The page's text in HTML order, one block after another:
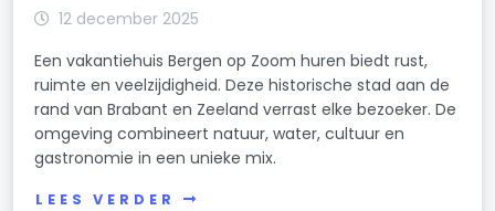
12 december 2025
Een vakantiehuis Bergen op Zoom huren biedt rust,
ruimte en veelzijdigheid. Deze historische stad aan de
rand van Brabant en Zeeland verrast elke bezoeker. De
omgeving combineert natuur, water, cultuur en
gastronomie in een unieke mix.
LEES VERDER